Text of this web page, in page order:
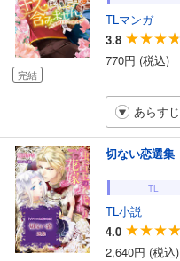
完結
TLマンガ
3.8
770円 (税込)
あらす
切ない恋選
TL
TL小説
4.0
2,640円 (税込)